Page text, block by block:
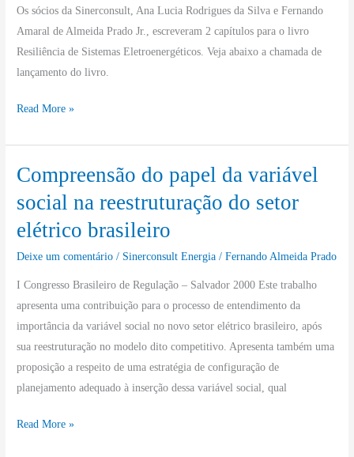
Os sócios da Sinerconsult, Ana Lucia Rodrigues da Silva e Fernando
Amaral de Almeida Prado Jr., escreveram 2 capítulos para o livro
Resiliência de Sistemas Eletroenergéticos. Veja abaixo a chamada de
lançamento do livro.
Sistemas
Eletroenergéticos
Read More »
Compreensão do papel da variável
social na reestruturação do setor
elétrico brasileiro
Deixe um comentário / Sinerconsult Energia /Fernando Almeida Prado
I Congresso Brasileiro de Regulação – Salvador 2000 Este trabalho
apresenta uma contribuição para o processo de entendimento da
importância da variável social no novo setor elétrico brasileiro, após
sua reestruturação no modelo dito competitivo. Apresenta também uma
proposição a respeito de uma estratégia de configuração de
planejamento adequado à inserção dessa variável social, qual
Compreensão
papel
da
variável
reestruturação
elétrico
brasileiro
Read More »